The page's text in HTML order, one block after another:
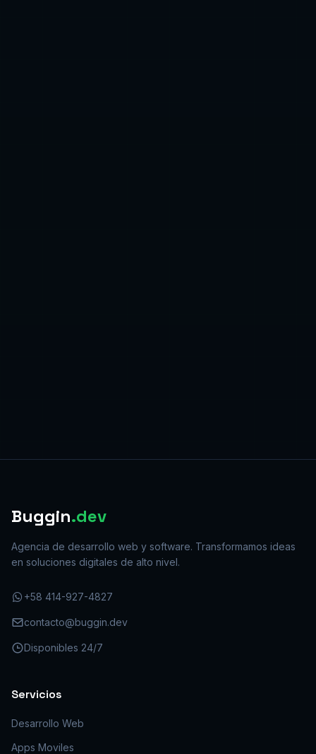
Buggin.dev
Agencia de desarrollo web y software. Transformamos ideas
en soluciones digitales de alto nivel.
+58 414-927-4827
contacto@buggin.dev
Disponibles 24/7
Servicios
Desarrollo Web
Apps Moviles